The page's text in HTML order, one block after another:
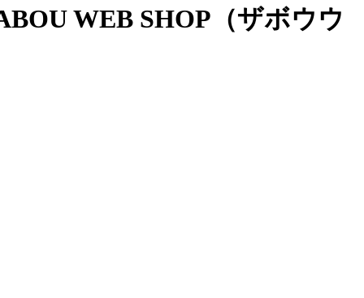
WEB SHOP（ザボウウ